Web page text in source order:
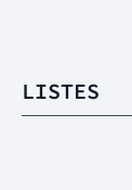
LISTES